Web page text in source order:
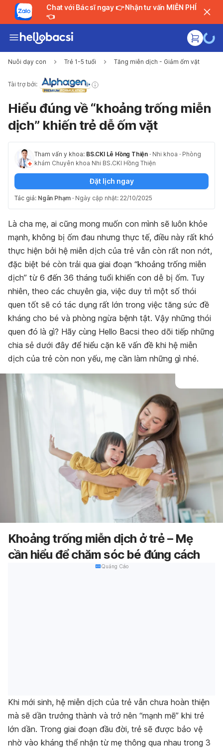
Chat với Bác sĩ ngay 👉 Nhận tư vấn MIỄN PHÍ
👈
Nuôi dạy con Trẻ 1-5 tuổi Tăng miễn dịch - Giảm ốm vặt
Tài trợ bởi:
Hiểu đúng về “khoảng trống miễn
dịch” khiến trẻ dễ ốm vặt
Tham vấn y khoa: BS.CKI Lê Hồng Thiện · Nhi khoa · Phòng
khám Chuyên khoa Nhi BS.CKI Hồng Thiện
Đặt lịch ngay
Tác giả: Ngân Phạm · Ngày cập nhật: 22/10/2025
Là cha mẹ, ai cũng mong muốn con mình sẽ luôn khỏe
mạnh, không bị ốm đau nhưng thực tế, điều này rất khó
thực hiện bởi hệ miễn dịch của trẻ vẫn còn rất non nớt,
đặc biệt bé còn trải qua giai đoạn “khoảng trống miễn
dịch” từ 6 đến 36 tháng tuổi khiến con dễ bị ốm. Tuy
nhiên, theo các chuyên gia, việc duy trì một số thói
quen tốt sẽ có tác dụng rất lớn trong việc tăng sức đề
kháng cho bé và phòng ngừa bệnh tật. Vậy những thói
quen đó là gì? Hãy cùng Hello Bacsi theo dõi tiếp những
chia sẻ dưới đây để hiểu cặn kẽ vấn đề khi hệ miễn
dịch của trẻ còn non yếu, mẹ cần làm những gì nhé.
Khoảng trống miễn dịch ở trẻ – Mẹ
cần hiểu để chăm sóc bé đúng cách
Quảng Cáo
Khi mới sinh, hệ miễn dịch của trẻ vẫn chưa hoàn thiện
mà sẽ dần trưởng thành và trở nên “mạnh mẽ” khi trẻ
lớn dần. Trong giai đoạn đầu đời, trẻ sẽ được bảo vệ
nhờ vào kháng thể nhận từ mẹ thông qua nhau trong 3